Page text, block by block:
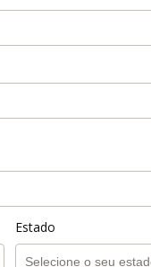
Estado